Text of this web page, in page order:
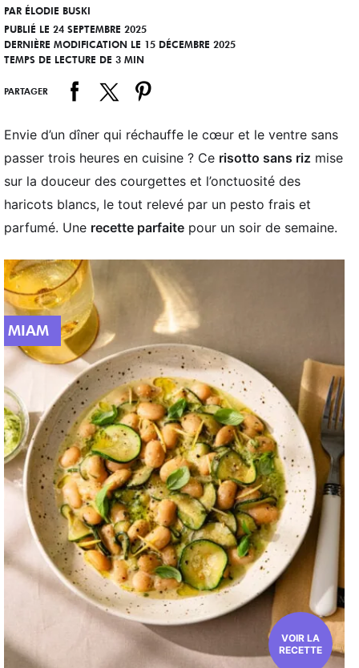
VOIR LA
RECETTE
PAR ÉLODIE BUSKI
PUBLIÉ LE 24 SEPTEMBRE 2025
DERNIÈRE MODIFICATION LE 15 DÉCEMBRE 2025
TEMPS DE LECTURE DE 3 MIN
PARTAGER
Envie d’un dîner qui réchauffe le cœur et le ventre sans
passer trois heures en cuisine ? Ce risotto sans riz mise
sur la douceur des courgettes et l’onctuosité des
haricots blancs, le tout relevé par un pesto frais et
parfumé. Une recette parfaite pour un soir de semaine.